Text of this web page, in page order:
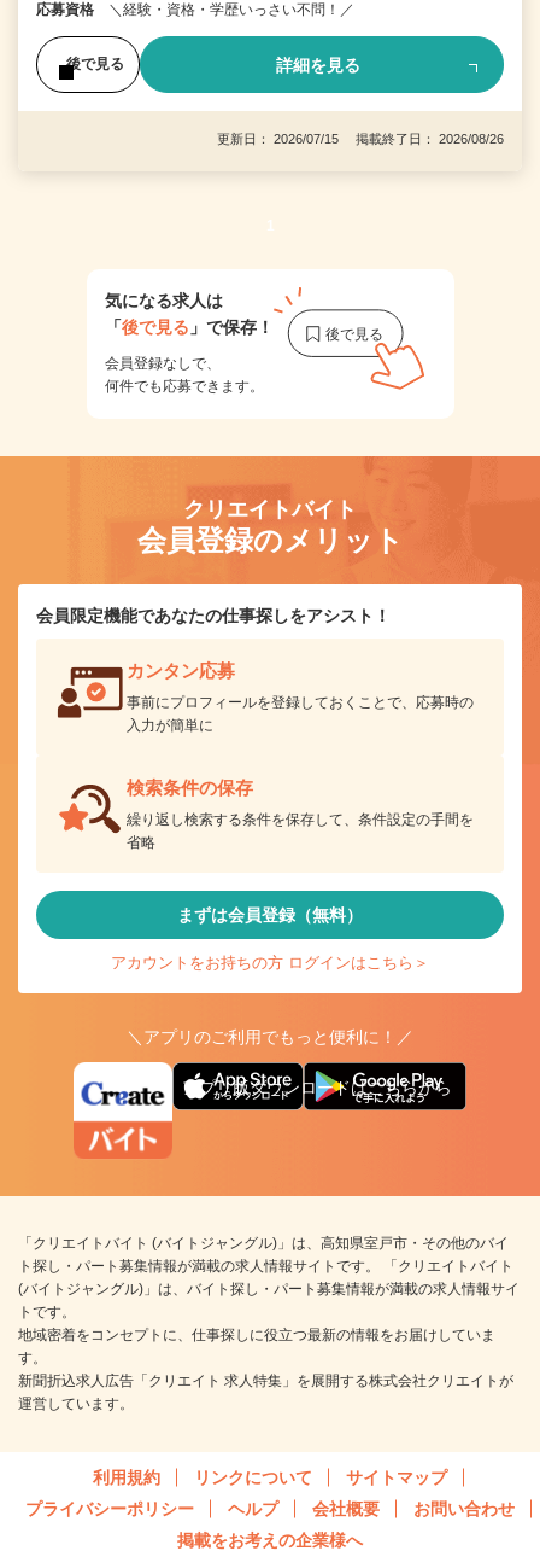
応募資格 ＼経験・資格・学歴いっさい不問！／
後で見る 詳細を見る
更新日： 2026/07/15 掲載終了日： 2026/08/26
1
気になる求人は
「後で見る 」で保存！
会員登録なしで、
何件でも応募できます。
クリエイトバイト
会員登録のメリット
会員限定機能であなたの仕事探しをアシスト！
カンタン応募
事前にプロフィールを登録しておくことで、応募時の
入力が簡単に
検索条件の保存
繰り返し検索する条件を保存して、条件設定の手間を
省略
まずは会員登録（無料）
アカウントをお持ちの方 ログインはこちら＞
＼アプリのご利用でもっと便利に！／
アプリ版ダウンロードはこちらから
「クリエイトバイト (バイトジャングル)」は、高知県室戸市・その他のバイ
ト探し・パート募集情報が満載の求人情報サイトです。 「クリエイトバイト
(バイトジャングル)」は、バイト探し・パート募集情報が満載の求人情報サイ
トです。
地域密着をコンセプトに、仕事探しに役立つ最新の情報をお届けしていま
す。
新聞折込求人広告「クリエイト 求人特集」を展開する株式会社クリエイトが
運営しています。
利用規約 リンクについて
サイトマップ
プライバシーポリシー
ヘルプ 会社概要
お問い合わせ
掲載をお考えの企業様へ